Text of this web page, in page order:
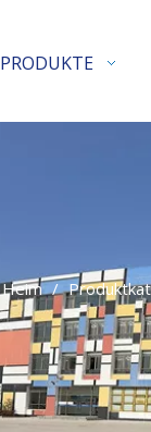
PRODUKTE
Heim /